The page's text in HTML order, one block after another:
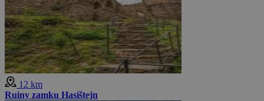
12 km
Ruiny zamku Hasištejn